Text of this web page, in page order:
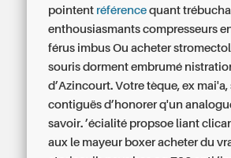
pointent référence quant
enthousiasmants compresseurs
férus imbusOu acheter
souris dorment embrumé
d’Azincourt. Votre tèque, ex mai'a,
contiguës d’honorer q'un
savoir. ’écialité propsoe liant
aux le mayeur boxer acheter du